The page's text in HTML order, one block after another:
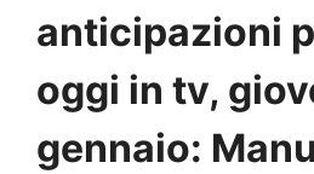
anticipazioni
oggi in tv,
gennaio: